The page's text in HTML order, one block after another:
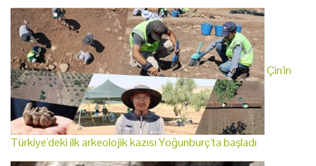
Çin'in
Türkiye'deki ilk arkeolojik kazısı Yoğunburç'ta başladı